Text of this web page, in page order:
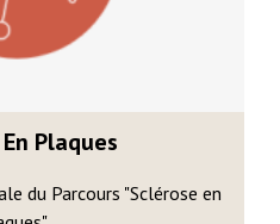
Plaques
du Parcours "Sclérose en